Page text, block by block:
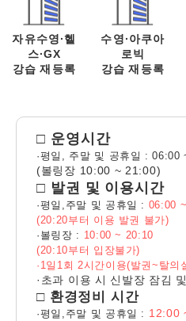
자유수영·헬
스·GX
강습 재등록
수영·아쿠아
로빅
강습 재등록
□ 운영시간
·평일, 주말 및 공휴일 : 06:00
(볼링장 10:00 ~ 21:00)
□ 발권 및 이용시간
·평일,주말 및 공휴일 : 06:00
(20:20부터 이용 발권 불가)
·볼링장 : 10:00 ~ 20:10
(20:10부터 입장불가)
·1일1회 2시간이용(발권~탈의
·초과 이용 시 신발장 잠김
□ 환경정비 시간
·평일,주말 및 공휴일 : 12:00